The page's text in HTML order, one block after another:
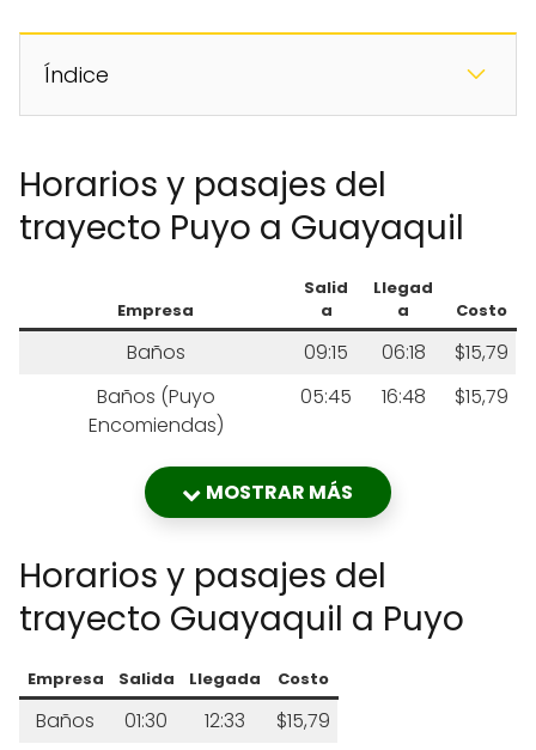
Índice
Horarios y pasajes del
trayecto Puyo a Guayaquil
Empresa
Salid
a
Llegad
a
Costo
Baños 09:15 06:18
$15,79
Baños (Puyo
Encomiendas)
05:45 16:48 $15,79
MOSTRAR MÁS
Horarios y pasajes del
trayecto Guayaquil a Puyo
Empresa Salida Llegada Costo
Baños 01:30 12:33
$15,79